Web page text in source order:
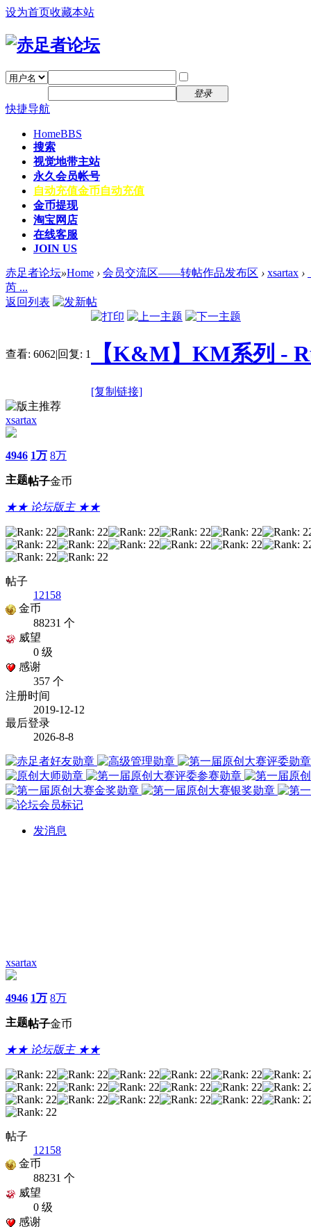
设为首页收藏本站
登录
快捷导航
HomeBBS
搜索
视觉地带主站
永久会员帐号
自动充值金币自动充值
金币提现
淘宝网店
在线客服
JOIN US
赤足者论坛»Home › 会员交流区——转帖作品发布区 › xsartax ›
芮 ...
返回列表
查看: 6062|回复: 1 【K&M】KM系列 -
[复制链接]
xsartax
4946
主题
1万
帖子
8万
金币
★★ 论坛版主 ★★
帖子
12158
金币
88231 个
威望
0 级
感谢
357 个
注册时间
2019-12-12
最后登录
2026-8-8
发消息
xsartax
4946
主题
1万
帖子
8万
金币
★★ 论坛版主 ★★
帖子
12158
金币
88231 个
威望
0 级
感谢